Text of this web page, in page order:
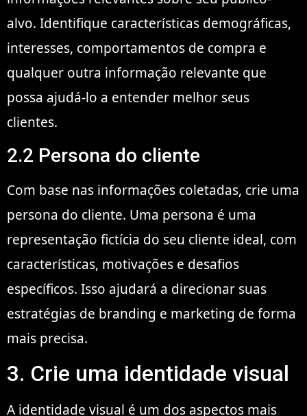
alvo. Identifique características demográficas,
interesses, comportamentos de compra e
qualquer outra informação relevante que
possa ajudá-lo a entender melhor seus
clientes.
2.2 Persona do cliente
Com base nas informações coletadas, crie uma
persona do cliente. Uma persona é uma
representação fictícia do seu cliente ideal, com
características, motivações e desafios
específicos. Isso ajudará a direcionar suas
estratégias de branding e marketing de forma
mais precisa.
3. Crie uma identidade visual
A identidade visual é um dos aspectos mais